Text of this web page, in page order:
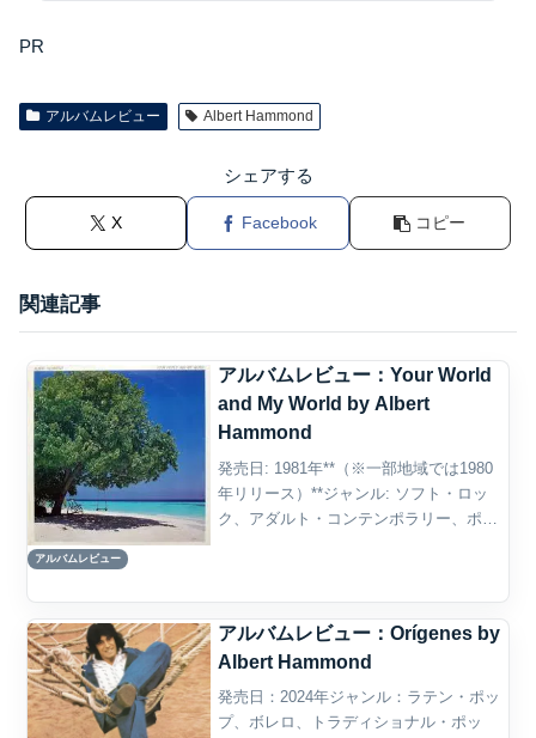
PR
アルバムレビュー Albert Hammond
シェアする
X Facebook コピー
関連記事
アルバムレビュー
アルバムレビュー：Your World
and My World by Albert
Hammond
発売日: 1981年**（※一部地域では1980
年リリース）**ジャンル: ソフト・ロッ
ク、アダルト・コンテンポラリー、ポッ
アルバムレビュー：Orígenes by
Albert Hammond
発売日：2024年ジャンル：ラテン・ポッ
プ、ボレロ、トラディショナル・ポッ